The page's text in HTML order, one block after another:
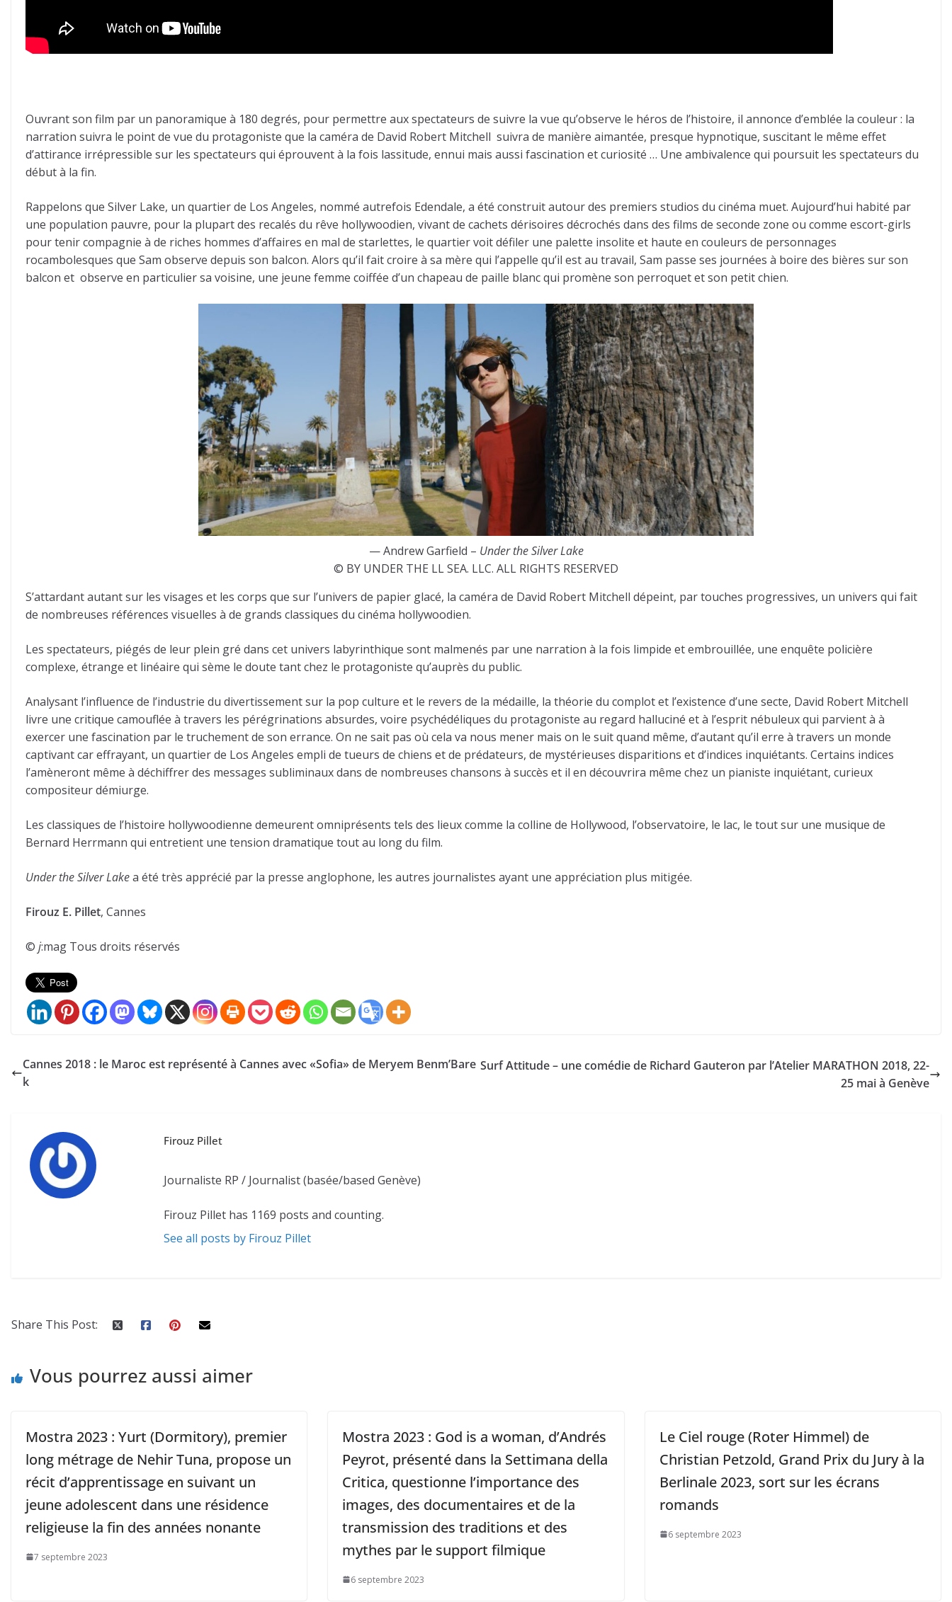
Ouvrant son film par un panoramique à 180 degrés, pour permettre aux spectateurs de suivre la vue qu’observe le héros de l’histoire, il annonce d’emblée la couleur : la
narration suivra le point de vue du protagoniste que la caméra de David Robert Mitchell suivra de manière aimantée, presque hypnotique, suscitant le même effet
d’attirance irrépressible sur les spectateurs qui éprouvent à la fois lassitude, ennui mais aussi fascination et curiosité … Une ambivalence qui poursuit les spectateurs du
début à la fin.
Rappelons que Silver Lake, un quartier de Los Angeles, nommé autrefois Edendale, a été construit autour des premiers studios du cinéma muet. Aujourd’hui habité par
une population pauvre, pour la plupart des recalés du rêve hollywoodien, vivant de cachets dérisoires décrochés dans des films de seconde zone ou comme escort-girls
pour tenir compagnie à de riches hommes d’affaires en mal de starlettes, le quartier voit défiler une palette insolite et haute en couleurs de personnages
rocambolesques que Sam observe depuis son balcon. Alors qu’il fait croire à sa mère qui l’appelle qu’il est au travail, Sam passe ses journées à boire des bières sur son
balcon et observe en particulier sa voisine, une jeune femme coiffée d’un chapeau de paille blanc qui promène son perroquet et son petit chien.
— Andrew Garfield – Under the Silver Lake
© BY UNDER THE LL SEA. LLC. ALL RIGHTS RESERVED
S’attardant autant sur les visages et les corps que sur l’univers de papier glacé, la caméra de David Robert Mitchell dépeint, par touches progressives, un univers qui fait
de nombreuses références visuelles à de grands classiques du cinéma hollywoodien.
Les spectateurs, piégés de leur plein gré dans cet univers labyrinthique sont malmenés par une narration à la fois limpide et embrouillée, une enquête policière
complexe, étrange et linéaire qui sème le doute tant chez le protagoniste qu’auprès du public.
Analysant l’influence de l’industrie du divertissement sur la pop culture et le revers de la médaille, la théorie du complot et l’existence d’une secte, David Robert Mitchell
livre une critique camouflée à travers les pérégrinations absurdes, voire psychédéliques du protagoniste au regard halluciné et à l’esprit nébuleux qui parvient à à
exercer une fascination par le truchement de son errance. On ne sait pas où cela va nous mener mais on le suit quand même, d’autant qu’il erre à travers un monde
captivant car effrayant, un quartier de Los Angeles empli de tueurs de chiens et de prédateurs, de mystérieuses disparitions et d’indices inquiétants. Certains indices
l’amèneront même à déchiffrer des messages subliminaux dans de nombreuses chansons à succès et il en découvrira même chez un pianiste inquiétant, curieux
compositeur démiurge.
Les classiques de l’histoire hollywoodienne demeurent omniprésents tels des lieux comme la colline de Hollywood, l’observatoire, le lac, le tout sur une musique de
Bernard Herrmann qui entretient une tension dramatique tout au long du film.
Under the Silver Lakea été très apprécié par la presse anglophone, les autres journalistes ayant une appréciation plus mitigée.
Firouz E. Pillet, Cannes
© j:mag Tous droits réservés
Cannes 2018 : le Maroc est représenté à Cannes avec «Sofia» de Meryem Benm’Bare
k
Surf Attitude – une comédie de Richard Gauteron par l’Atelier MARATHON 2018, 22-
25 mai à Genève
Firouz Pillet
Journaliste RP / Journalist (basée/based Genève)
Firouz Pillet has 1169 posts and counting.
See all posts by Firouz Pillet
Share This Post:
Vous pourrez aussi aimer
Mostra 2023 : Yurt (Dormitory), premier
long métrage de Nehir Tuna, propose un
récit d’apprentissage en suivant un
jeune adolescent dans une résidence
religieuse la fin des années nonante
7 septembre 2023
Mostra 2023 : God is a woman, d’Andrés
Peyrot, présenté dans la Settimana della
Critica, questionne l’importance des
images, des documentaires et de la
transmission des traditions et des
mythes par le support filmique
6 septembre 2023
Le Ciel rouge (Roter Himmel) de
Christian Petzold, Grand Prix du Jury à la
Berlinale 2023, sort sur les écrans
romands
6 septembre 2023